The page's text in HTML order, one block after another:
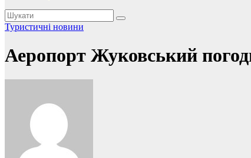
Туристичні новини
Аеропорт Жуковський